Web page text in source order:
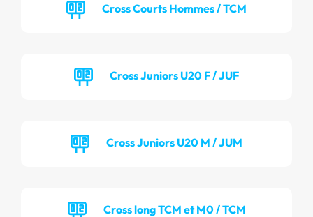
Cross Courts Hommes / TCM
Cross Juniors U20 F / JUF
Cross Juniors U20 M / JUM
Cross long TCM et M0 / TCM